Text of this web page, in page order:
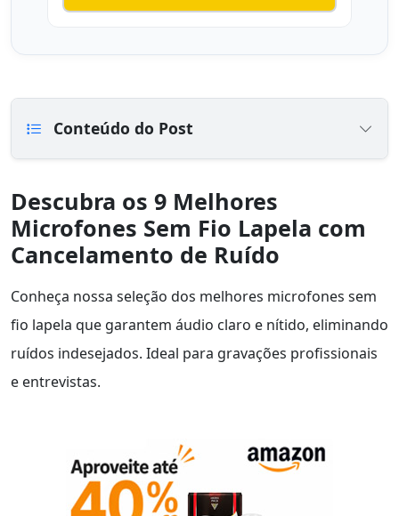
Conteúdo do Post
Descubra os 9 Melhores
Microfones Sem Fio Lapela com
Cancelamento de Ruído
Conheça nossa seleção dos melhores microfones sem
fio lapela que garantem áudio claro e nítido, eliminando
ruídos indesejados. Ideal para gravações profissionais
e entrevistas.